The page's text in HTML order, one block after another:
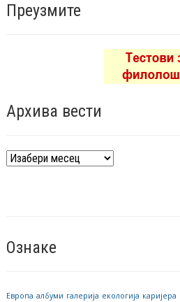
Преузмите
Архива вести
Архива
Ознаке
Европа албуми галерија екологија каријера